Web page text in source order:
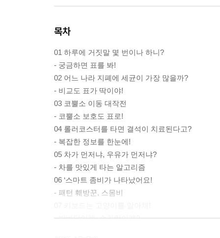
목차
01 하루에 거짓말 몇 번이나 하니?
- 궁금하면 표를 봐!
02 어느 나라 지폐에 세균이 가장 많을까?
- 비교도 표가 딱이야!
03 코뿔소 이동 대작전
- 코뿔소 보호도 표로!
04 롤러코스터를 타면 결석이 치료된다고?
- 복잡한 정보를 한눈에!
05 차가 먼저냐, 우유가 먼저냐?
- 차를 맛있게 타는 알고리즘
06 ‘스마트 좀비가 나타났어요!
- 패턴 훼방꾼, 스몸비
- 발바닥이게, 손가락이게?